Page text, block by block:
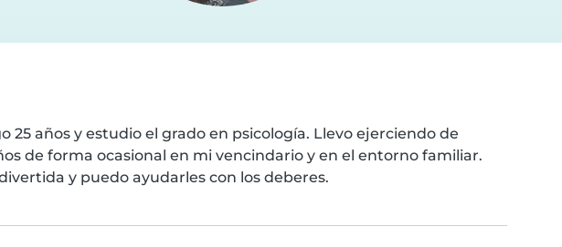
25 años y estudio el grado en psicología. Llevo ejerciendo de
de forma ocasional en mi vencindario y en el entorno familiar.
y puedo ayudarles con los deberes.